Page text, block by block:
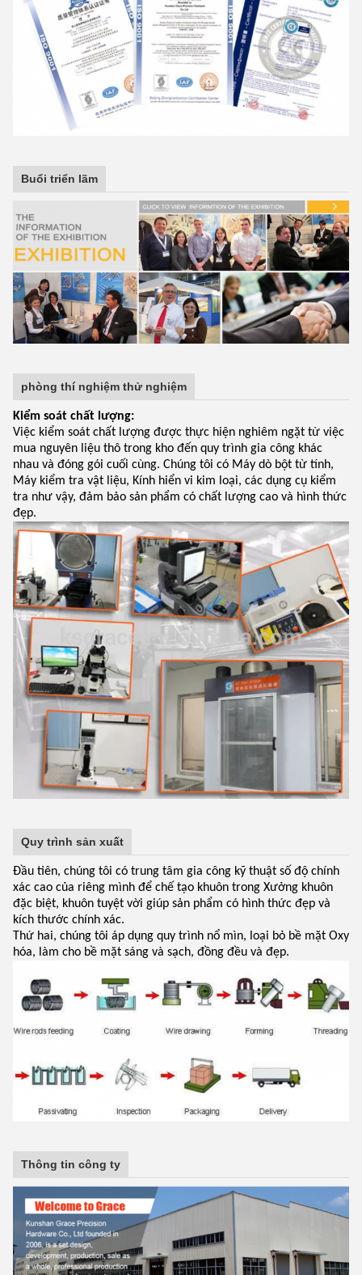
Buổi triển lãm
phòng thí nghiệm thử nghiệm
Kiểm soát chất lượng:
Việc kiểm soát chất lượng được thực hiện nghiêm ngặt từ việc
mua nguyên liệu thô trong kho đến quy trình gia công khác
nhau và đóng gói cuối cùng. Chúng tôi có Máy dò bột từ tính,
Máy kiểm tra vật liệu, Kính hiển vi kim loại, các dụng cụ kiểm
tra như vậy, đảm bảo sản phẩm có chất lượng cao và hình thức
đẹp.
Quy trình sản xuất
Đầu tiên, chúng tôi có trung tâm gia công kỹ thuật số độ chính
xác cao của riêng mình để chế tạo khuôn trong Xưởng khuôn
đặc biệt, khuôn tuyệt vời giúp sản phẩm có hình thức đẹp và
kích thước chính xác.
Thứ hai, chúng tôi áp dụng quy trình nổ mìn, loại bỏ bề mặt Oxy
hóa, làm cho bề mặt sáng và sạch, đồng đều và đẹp.
Thông tin công ty